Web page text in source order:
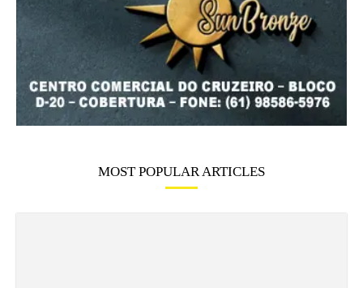
MOST POPULAR ARTICLES